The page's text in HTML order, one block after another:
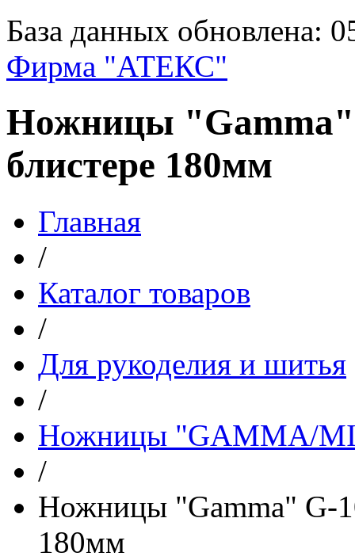
База данных обновлена:
Фирма "АТЕКС"
Ножницы "Gamma"
блистере 180мм
Главная
/
Каталог товаров
/
Для рукоделия и шитья
/
Ножницы "GAMMA/
/
Ножницы "Gamma" G-
180мм